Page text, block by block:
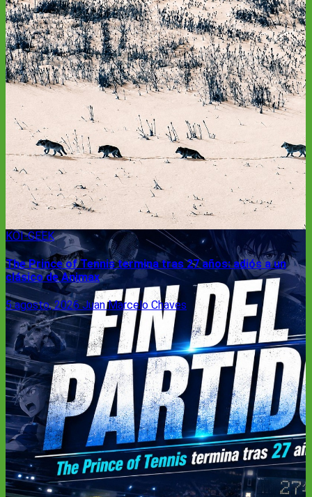
KOI-GEEK
The Prince of Tennis termina tras 27 años: adiós a un
clásico de Animax
5 agosto, 2026Juan Marcelo Chaves